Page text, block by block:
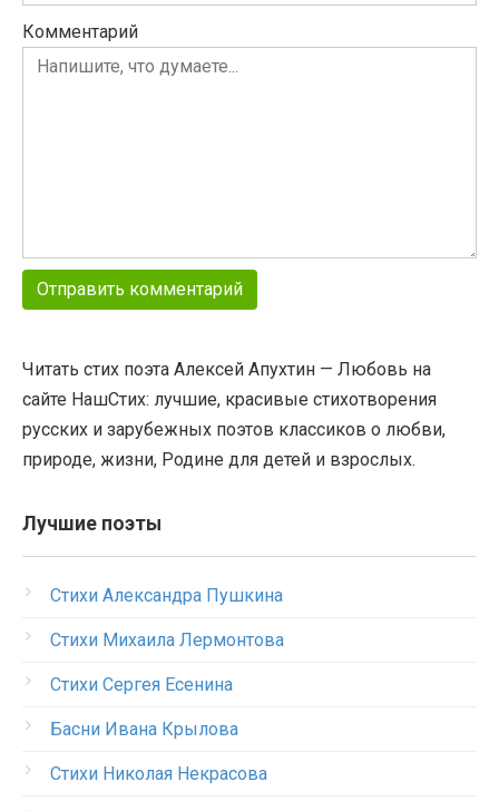
Комментарий
Читать стих поэта Алексей Апухтин — Любовь на
сайте НашСтих: лучшие, красивые стихотворения
русских и зарубежных поэтов классиков о любви,
природе, жизни, Родине для детей и взрослых.
Лучшие поэты
Стихи Александра Пушкина
Стихи Михаила Лермонтова
Стихи Сергея Есенина
Басни Ивана Крылова
Стихи Николая Некрасова